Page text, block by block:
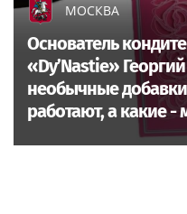
МОСКВА
Основатель
«Dy’Nastie»
необычные
работают, а какие -